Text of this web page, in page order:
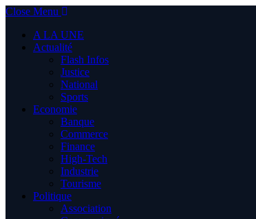
Close Menu
A LA UNE
Actualité
Flash Infos
Justice
National
Sports
Economie
Banque
Commerce
Finance
High-Tech
Industrie
Tourisme
Politique
Association